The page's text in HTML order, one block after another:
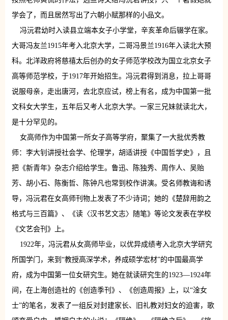
学会了，而且居然写出了六朝小赋那样的小品文。
冯沅君幼时入读县立端本女子小学堂，辛亥革命后辍学在家。
大哥冯友兰1915年考入北京大学，二哥冯景兰1916年入读北大预
科。北洋政府将慈禧太后创办的女子师范学校改为国立北京女子
高等师范学校，于1917年开始招生。冯沅君得到消息，拉上哥哥
说服母亲，走出唐河，去北京应试，榜上有名，成为中国第一批
文科女大学生，五年后又考人北京大学。一家三兄妹就读北大，
是十分罕见的。
女高师作为中国第一所女子高等学府，聚集了一大批优秀教
师：李大钊讲授社会学、伦理学，胡适讲授《中国哲学史》，且
把《新青年》杂志介绍给学生。鲁迅、陈独秀、周作人、吴贻
芳、胡小石、陈衡哲、陈钟凡也常到校作讲演。受名师教诲和诱
导，冯沅君在女高师刊物上发表了不少诗词；她的《楚辞用韵之
格式与三百篇》、《读〈汉书艺文志〉随笔》等论文发表在学校
《文艺会刊》上。
1922年，冯沅君从女高师毕业，以优异成绩考入北京大学研究
所国学门，来到“教授高深学术，养成硕学宏材”的中国最高学
府，成为中国第一位女研究生。她在就读研究生的1923—1924年
间，在上海创造社的《创造季刊》、《创造周报》上，以“淦女
士”的笔名，发表了一组反对封建家长、旧礼教对妇女的迫害，歌